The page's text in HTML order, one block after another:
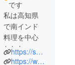
です
私は高知県
で南インド
料理を中心
とした、多
国籍スパイ
https://sabitosusu.com
https://www.instagram.com/sabito_susu